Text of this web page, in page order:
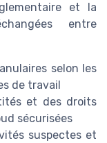
et la
entre
selon les
de travail
et des droits
sécurisées
suspectes et